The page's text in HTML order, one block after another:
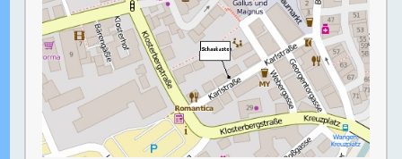
Open tab vvja-pane-41818897-1-pane